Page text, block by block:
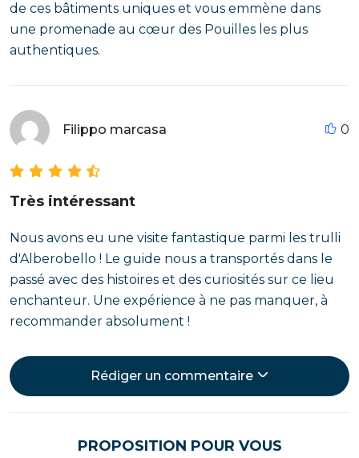
de ces bâtiments uniques et vous emmène dans
une promenade au cœur des Pouilles les plus
authentiques.
Filippo marcasa 0
Très intéressant
Nous avons eu une visite fantastique parmi les trulli
d'Alberobello ! Le guide nous a transportés dans le
passé avec des histoires et des curiosités sur ce lieu
enchanteur. Une expérience à ne pas manquer, à
recommander absolument !
Rédiger un commentaire
PROPOSITION POUR VOUS